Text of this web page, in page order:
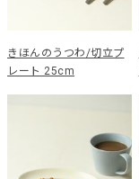
きほんのうつわ/切立プ
レート 25cm